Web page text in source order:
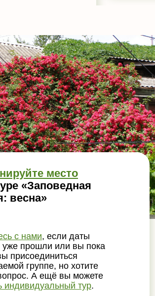
место
«Заповедная
весна»
с нами, если даты
уже прошли или вы пока
присоединиться
группе, но хотите
А ещё вы можете
индивидуальный тур.